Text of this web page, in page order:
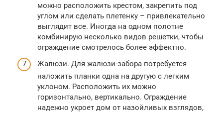
можно расположить крестом, закрепить под
углом или сделать плетенку – привлекательно
выглядит все. Иногда на одном полотне
комбинирую несколько видов решетки, чтобы
ограждение смотрелось более эффектно.
Жалюзи. Для жалюзи-забора потребуется
наложить планки одна на другую с легким
уклоном. Расположить их можно
горизонтально, вертикально. Ограждение
надежно укроет дом от назойливых взглядов,